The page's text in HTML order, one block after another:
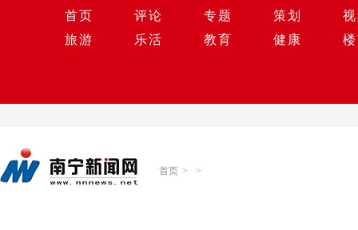
首页 评论 专题 策划
旅游
乐活 教育 健康
首页 > >